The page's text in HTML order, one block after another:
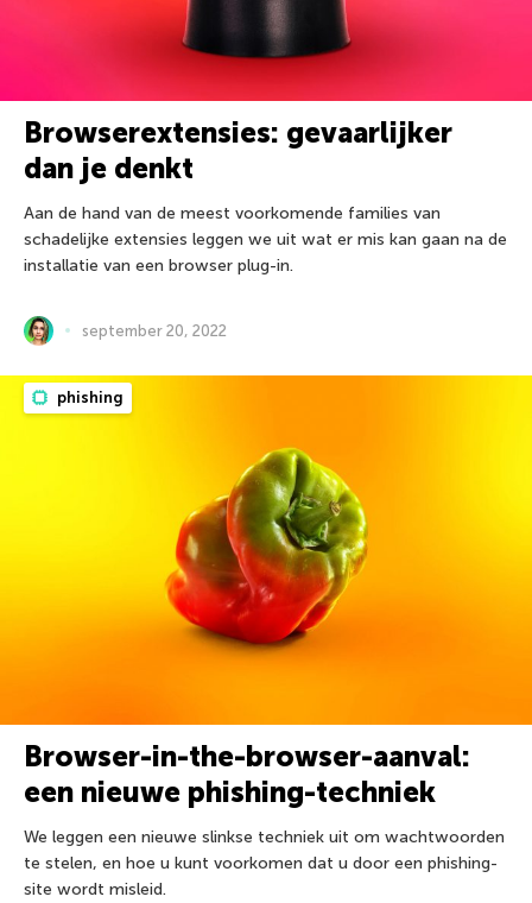
Browserextensies: gevaarlijker
dan je denkt
Aan de hand van de meest voorkomende families van
schadelijke extensies leggen we uit wat er mis kan gaan na de
installatie van een browser plug-in.
september 20, 2022
phishing
Browser-in-the-browser-aanval:
een nieuwe phishing-techniek
We leggen een nieuwe slinkse techniek uit om wachtwoorden
te stelen, en hoe u kunt voorkomen dat u door een phishing-
site wordt misleid.